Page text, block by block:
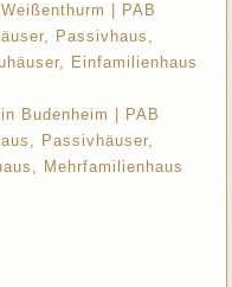
| PAB
Passivhaus,
Einfamilienhaus
Budenheim | PAB
Passivhäuser,
Mehrfamilienhaus